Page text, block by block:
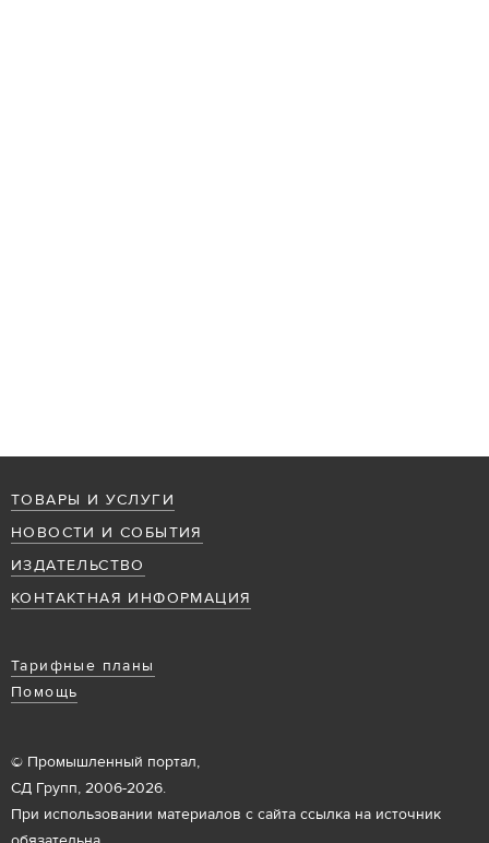
ТОВАРЫ И УСЛУГИ
НОВОСТИ И СОБЫТИЯ
ИЗДАТЕЛЬСТВО
КОНТАКТНАЯ ИНФОРМАЦИЯ
Тарифные планы
Помощь
© Промышленный портал,
СД Групп, 2006-2026.
При использовании материалов с сайта ссылка на источник